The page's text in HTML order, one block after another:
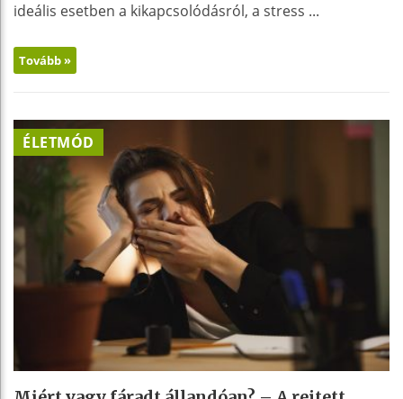
ideális esetben a kikapcsolódásról, a stress ...
Tovább »
ÉLETMÓD